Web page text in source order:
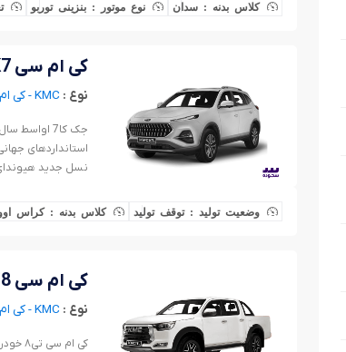
کلاس بدنه : سدان نوع موتور : بنزینی توربو
کی ام سی K7 - قیمت و شرایط خرید
نوع : KMC - کی ام سی
استانداردهای
نسل جدید هیوندای
وضعیت تولید : توقف تولید کلاس بدنه : کراس
کی ام سی T8 - قیمت و شرایط خرید
نوع : KMC - کی ام سی
کی